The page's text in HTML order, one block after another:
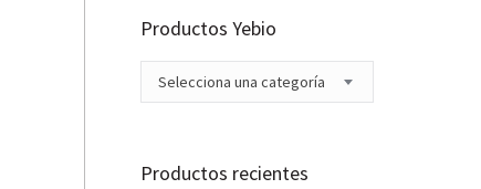
Productos Yebio
Selecciona una categoría
Productos recientes